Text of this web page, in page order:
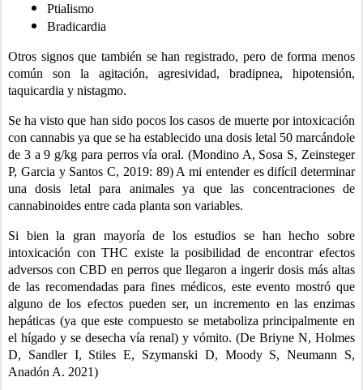
Ptialismo
Bradicardia
Otros signos que también se han registrado, pero de forma menos
común son la agitación, agresividad, bradipnea, hipotensión,
taquicardia y nistagmo.
Se ha visto que han sido pocos los casos de muerte por intoxicación
con cannabis ya que se ha establecido una dosis letal 50 marcándole
de 3 a 9 g/kg para perros vía oral. (Mondino A, Sosa S, Zeinsteger
P, Garcia y Santos C, 2019: 89) A mi entender es difícil determinar
una dosis letal para animales ya que las concentraciones de
cannabinoides entre cada planta son variables.
Si bien la gran mayoría de los estudios se han hecho sobre
intoxicación con THC existe la posibilidad de encontrar efectos
adversos con CBD en perros que llegaron a ingerir dosis más altas
de las recomendadas para fines médicos, este evento mostró que
alguno de los efectos pueden ser, un incremento en las enzimas
hepáticas (ya que este compuesto se metaboliza principalmente en
el hígado y se desecha vía renal) y vómito. (De Briyne N, Holmes
D, Sandler I, Stiles E, Szymanski D, Moody S, Neumann S,
Anadón A. 2021)